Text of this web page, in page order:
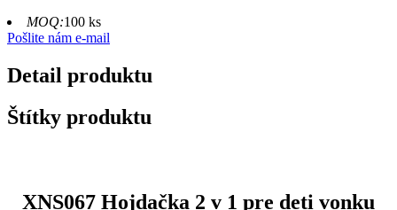
MOQ:100 ks
Pošlite nám e-mail
Detail produktu
Štítky produktu
XNS067 Hojdačka 2 v 1 pre deti vonku